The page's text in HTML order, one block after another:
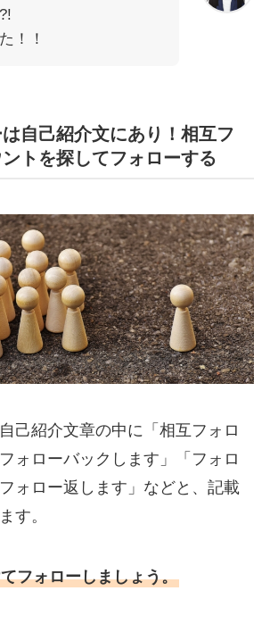
！！
自己紹介文にあり！相互フ
トを探してフォローする
己紹介文章の中に「相互フォロ
ォローバックします」「フォロ
ォロー返します」などと、記載
す。
フォローしましょう。